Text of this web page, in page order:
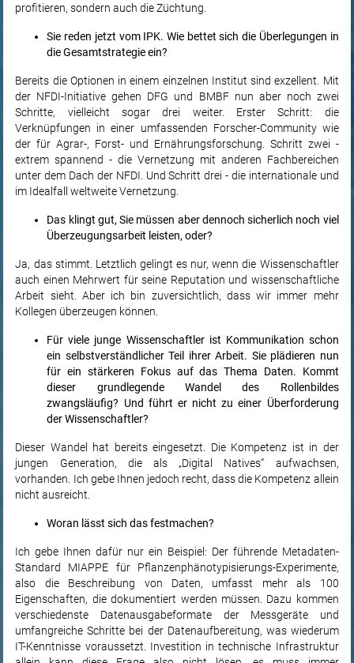
profitieren, sondern auch die Züchtung.
Sie reden jetzt vom IPK. Wie bettet sich die Überlegungen in
die Gesamtstrategie ein?
Bereits die Optionen in einem einzelnen Institut sind exzellent. Mit
der NFDI-Initiative gehen DFG und BMBF nun aber noch zwei
Schritte, vielleicht sogar drei weiter. Erster Schritt: die
Verknüpfungen in einer umfassenden Forscher-Community wie
der für Agrar-, Forst- und Ernährungsforschung. Schritt zwei -
extrem spannend - die Vernetzung mit anderen Fachbereichen
unter dem Dach der NFDI. Und Schritt drei - die internationale und
im Idealfall weltweite Vernetzung.
Das klingt gut, Sie müssen aber dennoch sicherlich noch viel
Überzeugungsarbeit leisten, oder?
Ja, das stimmt. Letztlich gelingt es nur, wenn die Wissenschaftler
auch einen Mehrwert für seine Reputation und wissenschaftliche
Arbeit sieht. Aber ich bin zuversichtlich, dass wir immer mehr
Kollegen überzeugen können.
Für viele junge Wissenschaftler ist Kommunikation schon
ein selbstverständlicher Teil ihrer Arbeit. Sie plädieren nun
für ein stärkeren Fokus auf das Thema Daten. Kommt
dieser grundlegende Wandel des Rollenbildes
zwangsläufig? Und führt er nicht zu einer Überforderung
der Wissenschaftler?
Dieser Wandel hat bereits eingesetzt. Die Kompetenz ist in der
jungen Generation, die als „Digital Natives“ aufwachsen,
vorhanden. Ich gebe Ihnen jedoch recht, dass die Kompetenz allein
nicht ausreicht.
Woran lässt sich das festmachen?
Ich gebe Ihnen dafür nur ein Beispiel: Der führende Metadaten-
Standard MIAPPE für Pflanzenphänotypisierungs-Experimente,
also die Beschreibung von Daten, umfasst mehr als 100
Eigenschaften, die dokumentiert werden müssen. Dazu kommen
verschiedenste Datenausgabeformate der Messgeräte und
umfangreiche Schritte bei der Datenaufbereitung, was wiederum
IT-Kenntnisse voraussetzt. Investition in technische Infrastruktur